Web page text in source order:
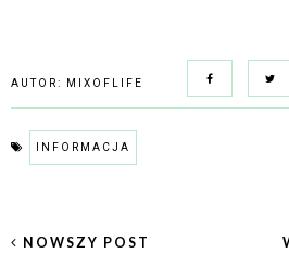
AUTOR: MIXOFLIFE
INFORMACJA
NOWSZY POST